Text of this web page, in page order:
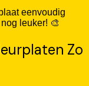
eenvoudig
leuker! 🎨
Zo